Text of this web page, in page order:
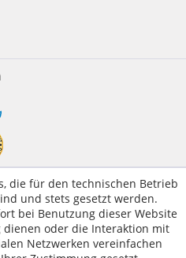
die für den technischen Betrieb
und stets gesetzt werden.
bei Benutzung dieser Website
oder die Interaktion mit
Netzwerken vereinfachen